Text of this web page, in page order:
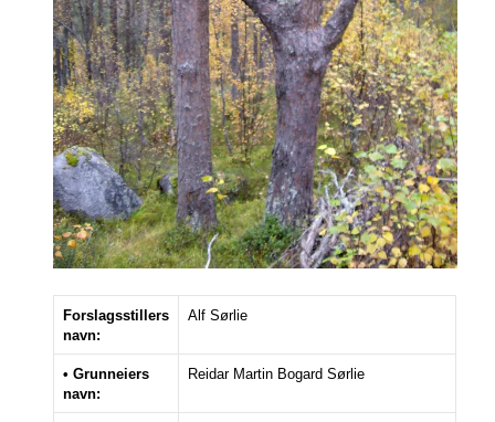
Forslagsstillers
navn:
Alf Sørlie
• Grunneiers
navn:
Reidar Martin Bogard Sørlie